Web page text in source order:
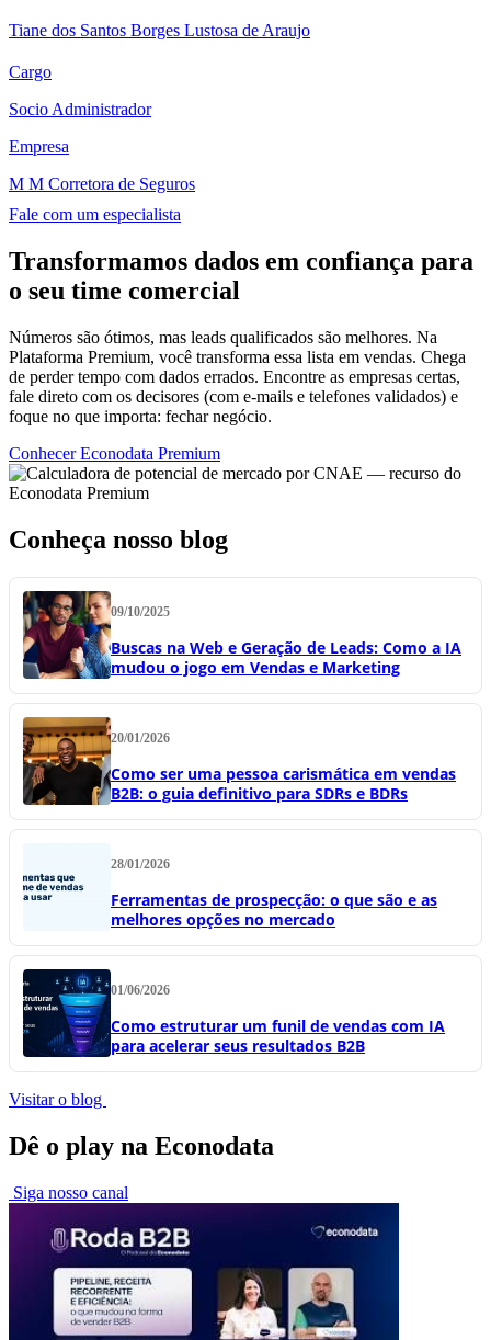
Tiane dos Santos Borges Lustosa de Araujo
Cargo
Socio Administrador
Empresa
M M Corretora de Seguros
Fale com um especialista
Transformamos dados em confiança para
o seu time comercial
Números são ótimos, mas leads qualificados são melhores. Na
Plataforma Premium, você transforma essa lista em vendas. Chega
de perder tempo com dados errados. Encontre as empresas certas,
fale direto com os decisores (com e-mails e telefones validados) e
foque no que importa: fechar negócio.
Conhecer Econodata Premium
Conheça nosso blog
09/10/2025
Buscas na Web e Geração de Leads: Como a IA
mudou o jogo em Vendas e Marketing
20/01/2026
Como ser uma pessoa carismática em vendas
B2B: o guia definitivo para SDRs e BDRs
28/01/2026
Ferramentas de prospecção: o que são e as
melhores opções no mercado
01/06/2026
Como estruturar um funil de vendas com IA
para acelerar seus resultados B2B
Visitar o blog
Dê o play na Econodata
Siga nosso canal